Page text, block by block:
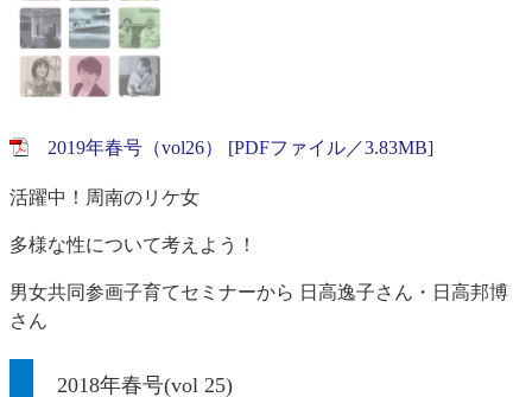
2019年春号（vol26） [PDFファイル／3.83MB]
活躍中！周南のリケ女
多様な性について考えよう！
男女共同参画子育てセミナーから 日高逸子さん・日高邦博
さん
2018年春号(vol 25)